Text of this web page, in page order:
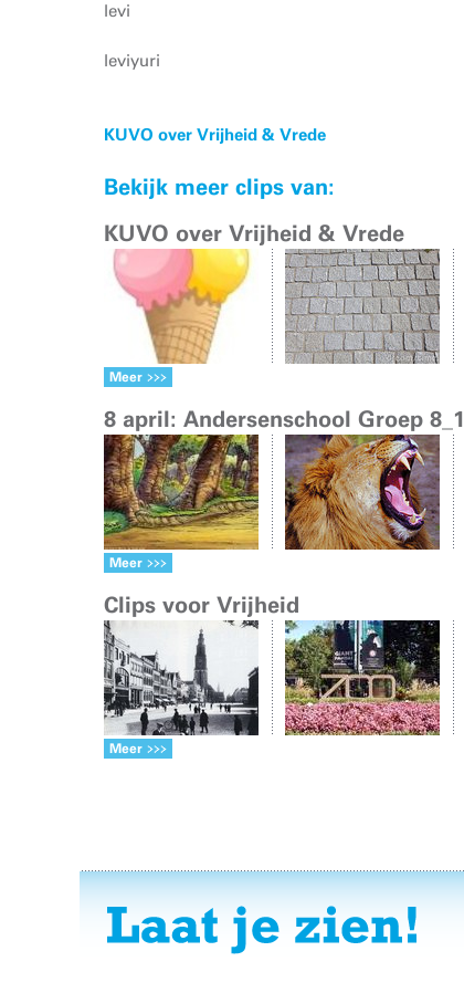
levi
leviyuri
KUVO over Vrijheid & Vrede
Bekijk meer clips van:
KUVO over Vrijheid & Vrede
Meer
8 april: Andersenschool Groep 8_1
Meer
Clips voor Vrijheid
Meer